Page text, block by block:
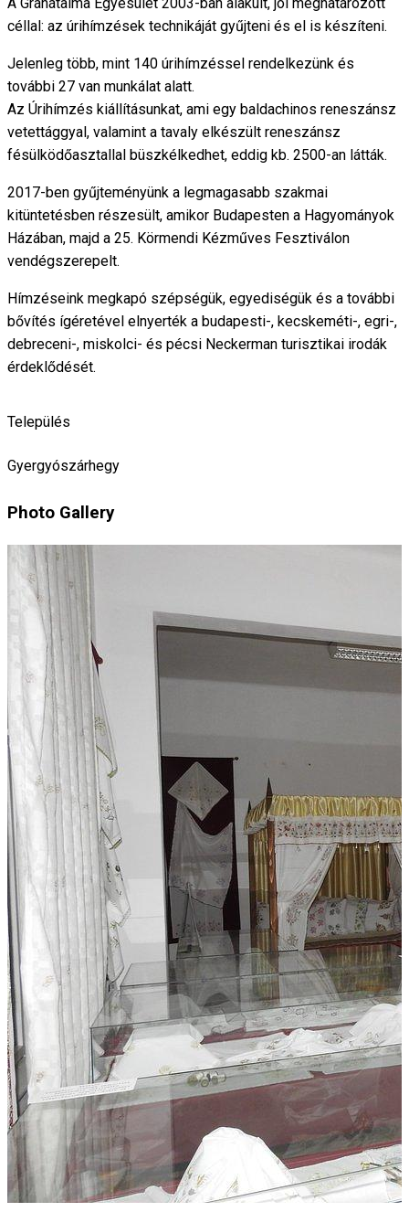
A Gránátalma Egyesület 2003-ban alakult, jól meghatározott
céllal: az úrihímzések technikáját gyűjteni és el is készíteni.
Jelenleg több, mint 140 úrihímzéssel rendelkezünk és
további 27 van munkálat alatt.
Az Úrihímzés kiállításunkat, ami egy baldachinos reneszánsz
vetettággyal, valamint a tavaly elkészült reneszánsz
fésülködőasztallal büszkélkedhet, eddig kb. 2500-an látták.
2017-ben gyűjteményünk a legmagasabb szakmai
kitüntetésben részesült, amikor Budapesten a Hagyományok
Házában, majd a 25. Körmendi Kézműves Fesztiválon
vendégszerepelt.
Hímzéseink megkapó szépségük, egyediségük és a további
bővítés ígéretével elnyerték a budapesti-, kecskeméti-, egri-,
debreceni-, miskolci- és pécsi Neckerman turisztikai irodák
érdeklődését.
Település
Gyergyószárhegy
Photo Gallery